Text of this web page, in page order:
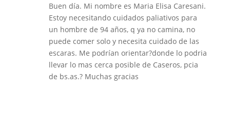
Buen día. Mi nombre es Maria Elisa Caresani.
Estoy necesitando cuidados paliativos para
un hombre de 94 años, q ya no camina, no
puede comer solo y necesita cuidado de las
escaras. Me podrían orientar?donde lo podria
llevar lo mas cerca posible de Caseros, pcia
de bs.as.? Muchas gracias